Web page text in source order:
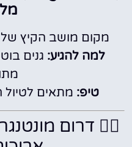
מקום מושב הקיץ של
למה להגיע: גנים
טיפ: מתאים לטיול
🏄‍♂️ דרום